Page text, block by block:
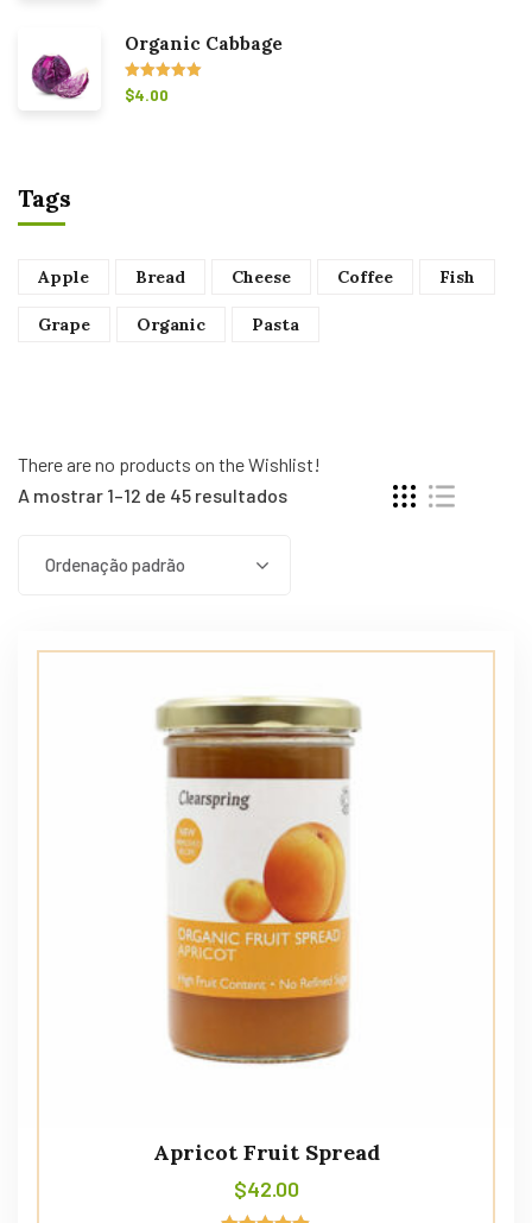
There are no products on the Wishlist!
A mostrar 1–12 de 45 resultados
Ordenação padrão
Apricot Fruit Spread
$42.00
Organic Cabbage
Avaliação
5.00de 5
$4.00
Tags
Apple Bread Cheese Coffee Fish
Grape Organic Pasta